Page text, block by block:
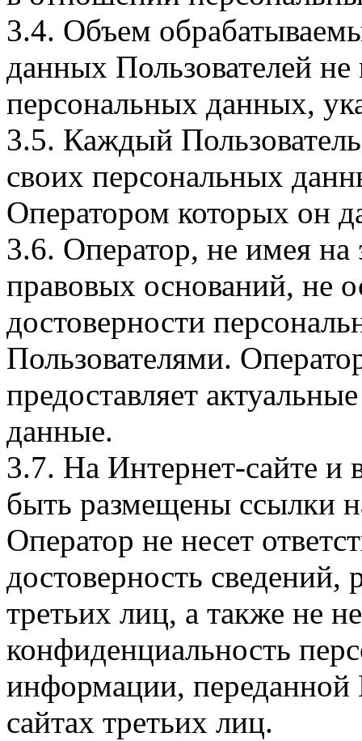
3.4. Объем
данных Пользователей
персональных данных,
3.5. Каждый
своих персональных
Оператором которых он
3.6. Оператор, не имея
правовых оснований, не
достоверности
Пользователями.
предоставляет
данные.
3.7. На Интернет-сайте
быть размещены ссылки
Оператор не несет
достоверность
третьих лиц, а также не
конфиденциальность
информации, переданной
сайтах третьих лиц.